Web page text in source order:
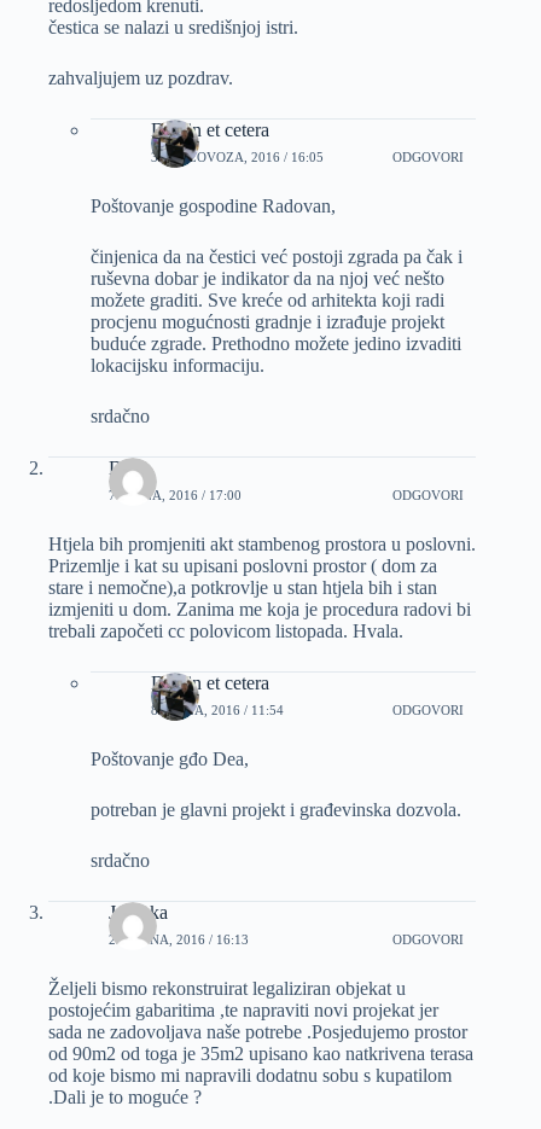
redosljedom krenuti.
čestica se nalazi u središnjoj istri.
zahvaljujem uz pozdrav.
Dizajn et cetera
31 KOLOVOZA, 2016 / 16:05 ODGOVORI
Poštovanje gospodine Radovan,
činjenica da na čestici već postoji zgrada pa čak i
ruševna dobar je indikator da na njoj već nešto
možete graditi. Sve kreće od arhitekta koji radi
procjenu mogućnosti gradnje i izrađuje projekt
buduće zgrade. Prethodno možete jedino izvaditi
lokacijsku informaciju.
srdačno
Dea
7 RUJNA, 2016 / 17:00 ODGOVORI
Htjela bih promjeniti akt stambenog prostora u poslovni.
Prizemlje i kat su upisani poslovni prostor ( dom za
stare i nemočne),a potkrovlje u stan htjela bih i stan
izmjeniti u dom. Zanima me koja je procedura radovi bi
trebali započeti cc polovicom listopada. Hvala.
Dizajn et cetera
8 RUJNA, 2016 / 11:54 ODGOVORI
Poštovanje gđo Dea,
potreban je glavni projekt i građevinska dozvola.
srdačno
Jasenka
29 RUJNA, 2016 / 16:13 ODGOVORI
Željeli bismo rekonstruirat legaliziran objekat u
postojećim gabaritima ,te napraviti novi projekat jer
sada ne zadovoljava naše potrebe .Posjedujemo prostor
od 90m2 od toga je 35m2 upisano kao natkrivena terasa
od koje bismo mi napravili dodatnu sobu s kupatilom
.Dali je to moguće ?